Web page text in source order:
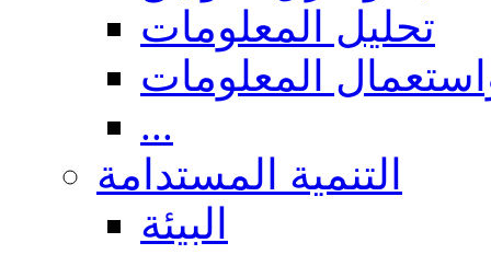
تحليل المعلومات
المعلومات
...
التنمية المستدامة
البيئة